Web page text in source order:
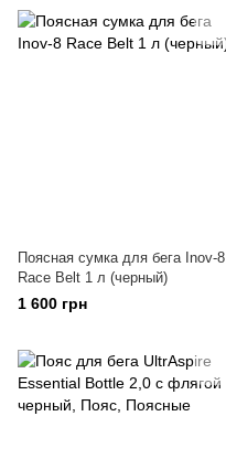
Поясная сумка для бега Inov-8
Race Belt 1 л (черный)
1 600 грн